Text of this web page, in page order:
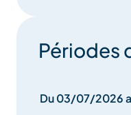
votre bonheur au Farto
oublier notre grande
Périodes
Du 03/07/2026